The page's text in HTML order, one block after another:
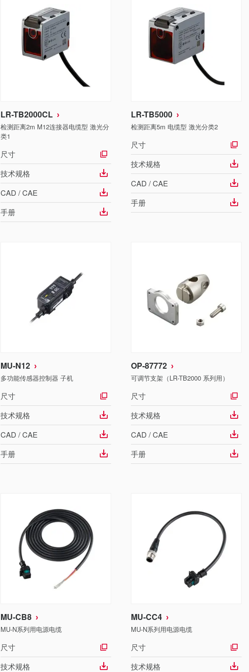
LR-TB2000CL
检测距离2m M12连接器电缆型 激光分
类1
尺寸
技术规格
CAD / CAE
手册
LR-TB5000
检测距离5m 电缆型 激光分类2
尺寸
技术规格
CAD / CAE
手册
MU-N12
多功能传感器控制器 子机
尺寸
技术规格
CAD / CAE
手册
OP-87772
可调节支架（LR-TB2000 系列用）
尺寸
技术规格
CAD / CAE
手册
MU-CB8
MU-N系列用电源电缆
尺寸
技术规格
MU-CC4
MU-N系列用电源电缆
尺寸
技术规格